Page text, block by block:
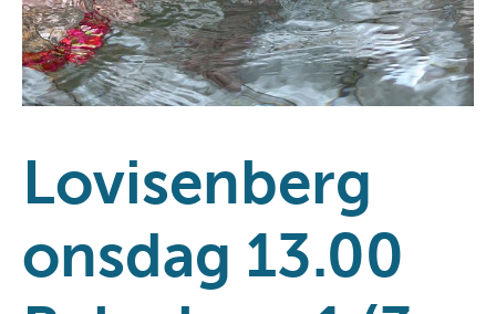
Lovisenberg
onsdag 13.00